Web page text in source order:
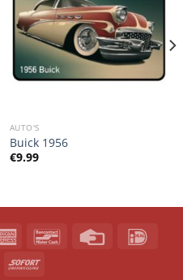
AUTO'S
Buick 1956
€9.99